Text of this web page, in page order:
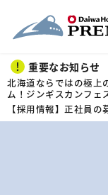
重要なお知らせ
北海道ならではの極上
ム！ジンギスカンフェ
【採用情報】正社員の